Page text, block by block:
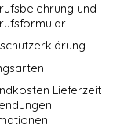
und
Lieferzeit